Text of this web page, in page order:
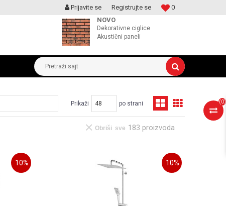
MOGUCNOST MONTAŽE PROIZVODA 0
Prijavite se
Registrujte se
NOVO
Dekorativne ciglice
Akustični paneli
Pretraži sajt
(0)
Prikaži po strani
183 proizvoda
Obriši sve
10%
UPOREDI
10%